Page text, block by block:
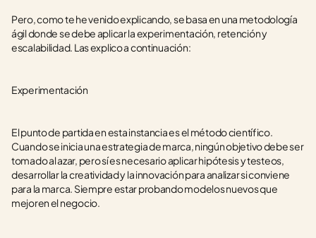
Pero, como te he venido explicando, se basa en una metodología
ágil donde se debe aplicar la experimentación, retención y
escalabilidad. Las explico a continuación:
Experimentación
El punto de partida en esta instancia es el método científico.
Cuando se inicia una estrategia de marca, ningún objetivo debe ser
tomado al azar, pero sí es necesario aplicar hipótesis y testeos,
desarrollar la creatividad y la innovación para analizar si conviene
para la marca. Siempre estar probando modelos nuevos que
mejoren el negocio.